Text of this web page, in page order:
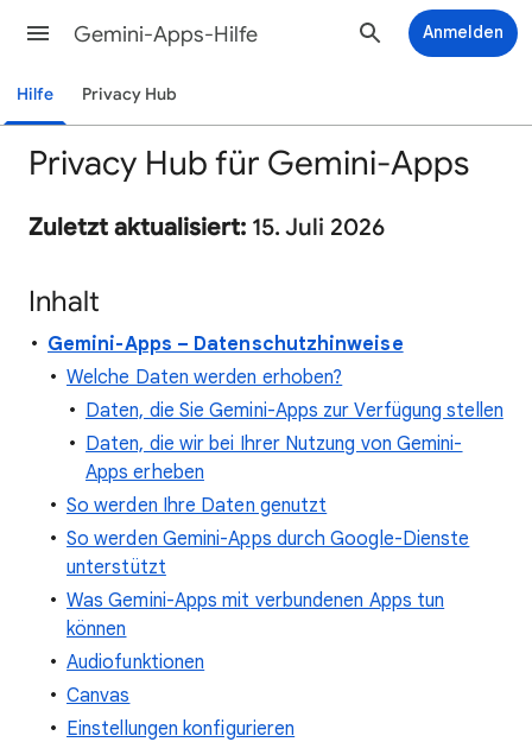
Gemini-Apps-Hilfe Anmelden
Hilfe Privacy Hub
Privacy Hub für Gemini-Apps
Zuletzt aktualisiert: 15. Juli 2026
Inhalt
Gemini-Apps – Datenschutzhinweise
Welche Daten werden erhoben?
Daten, die Sie Gemini-Apps zur Verfügung stellen
Daten, die wir bei Ihrer Nutzung von Gemini-
Apps erheben
So werden Ihre Daten genutzt
So werden Gemini-Apps durch Google-Dienste
unterstützt
Was Gemini-Apps mit verbundenen Apps tun
können
Audiofunktionen
Canvas
Einstellungen konfigurieren